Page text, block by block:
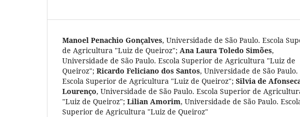
Manoel Penachio Gonçalves, Universidade de São Paulo. Escola
de Agricultura "Luiz de Queiroz"; Ana Laura Toledo Simões,
Universidade de São Paulo. Escola Superior de Agricultura "Luiz de
Queiroz"; Ricardo Feliciano dos Santos, Universidade de São Paulo.
Escola Superior de Agricultura "Luiz de Queiroz"; Silvia de
Lourenço, Universidade de São Paulo. Escola Superior de
"Luiz de Queiroz"; Lilian Amorim, Universidade de São Paulo.
Superior de Agricultura "Luiz de Queiroz"